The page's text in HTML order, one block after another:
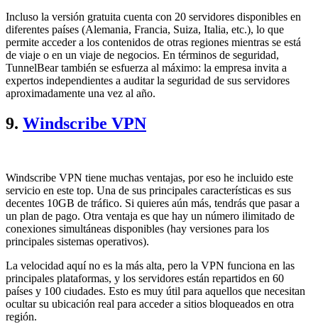
Incluso la versión gratuita cuenta con 20 servidores disponibles en
diferentes países (Alemania, Francia, Suiza, Italia, etc.), lo que
permite acceder a los contenidos de otras regiones mientras se está
de viaje o en un viaje de negocios. En términos de seguridad,
TunnelBear también se esfuerza al máximo: la empresa invita a
expertos independientes a auditar la seguridad de sus servidores
aproximadamente una vez al año.
9. Windscribe VPN
Windscribe VPN tiene muchas ventajas, por eso he incluido este
servicio en este top. Una de sus principales características es sus
decentes 10GB de tráfico. Si quieres aún más, tendrás que pasar a
un plan de pago. Otra ventaja es que hay un número ilimitado de
conexiones simultáneas disponibles (hay versiones para los
principales sistemas operativos).
La velocidad aquí no es la más alta, pero la VPN funciona en las
principales plataformas, y los servidores están repartidos en 60
países y 100 ciudades. Esto es muy útil para aquellos que necesitan
ocultar su ubicación real para acceder a sitios bloqueados en otra
región.